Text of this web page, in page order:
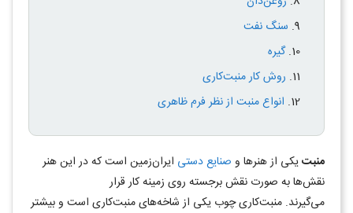
سنگ نفت
گیره
روش کار منبت‌کاری
انواع منبت از نظر فرم ظاهری
منبتیکی از هنرها و صنایع‌ دستی ایران‌زمین است که در این هنر
نقش‌ها به صورت نقش برجسته روی زمینه کار قرار
می‌گیرند. منبت‌کاری چوب یکی از شاخه‌های منبت‌کاری است و بیشتر